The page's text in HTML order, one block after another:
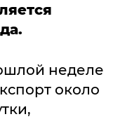
неделе
около